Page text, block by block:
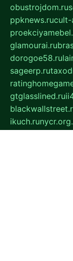
obustrojdom.ru
ppknews.rucult-
glamourai.ru
dorogoe58.ru
sageerp.ru
gtglasslined.ru
ikuch.ru